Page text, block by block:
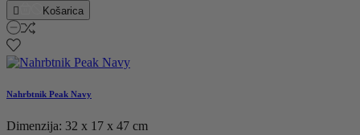
 Košarica
Nahrbtnik Peak Navy
Dimenzija: 32 x 17 x 47 cm